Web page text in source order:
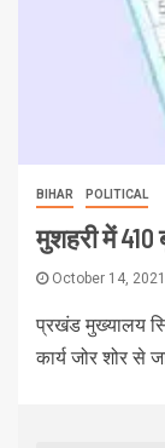
BIHAR POLITICAL
मुशहरी में 410
October 14, 2021
प्रखंड मुख्यालय
कार्य जोर शोर से